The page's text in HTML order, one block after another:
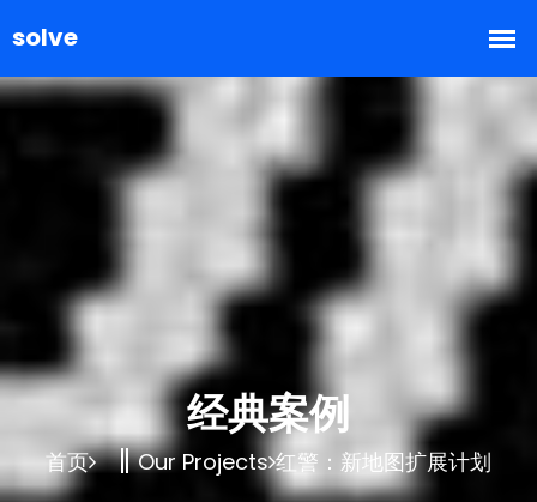
经典案例
首页 Our Projects 红警：新地图扩展计划